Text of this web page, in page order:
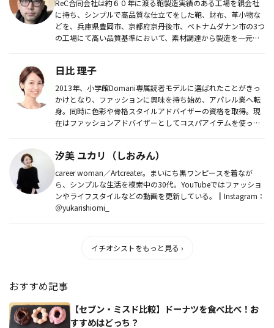
ReC合同会社は約６０年に渡る鞄製造実績のある工場を親会社
に持ち、シンプルで高品質な仕立てをした鞄、財布、革小物な
どを、兵庫県豊岡市、京都府京丹後市、ベトナムダナン市の3つ
の工場にて高い品質基準において、素材調達から製造を一元管
日比 理子
2013年、小学館Domani専属読者モデルに選ばれたことがきっ
かけとなり、ファッションに興味を持ち始め、アパレル業へ転
身。同時に色彩や骨格スタイルアドバイザーの資格を取得。現
在はファッションアドバイザーとしてコスパアイテムを使った
汐美 ユカリ（しおみん）
career woman／Artcreater。まいにち黒ワンピースを着なが
ら、シンプルな生活を模索中の30代。YouTubeではファッショ
ンやライフスタイルなどの動画を更新している。┃Instagram：
＠yukarishiomi_
イチオシストをもっと見る ›
おすすめ記事
【セブン・ミスド比較】ドーナツを食べ比べ！お
すすめはどっち？